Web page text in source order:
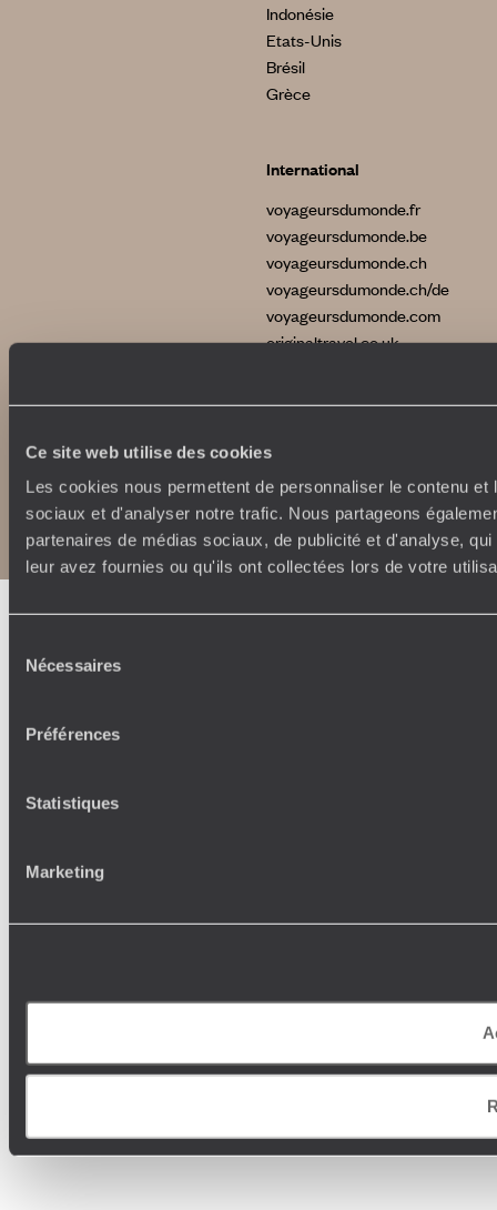
Ce site web utilise des cookies
Les cookies nous permettent de personnaliser le contenu
sociaux et d'analyser notre trafic. Nous partageons
partenaires de médias sociaux, de publicité et d'analyse,
leur avez fournies ou qu'ils ont collectées lors de votre
Nécessaires
Préférences
Statistiques
Marketing
Indonésie
Etats-Unis
Brésil
Grèce
International
voyageursdumonde.fr
voyageursdumonde.be
voyageursdumonde.ch
voyageursdumonde.ch/de
voyageursdumonde.com
originaltravel.co.uk
CopyrightsPlan du site
Politique de confidentialité et de Cookies
Notice légale et CGU